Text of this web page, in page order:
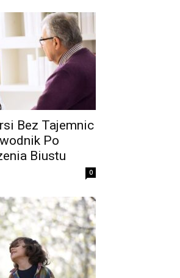
Bez Tajemnic
Po
Biustu
0